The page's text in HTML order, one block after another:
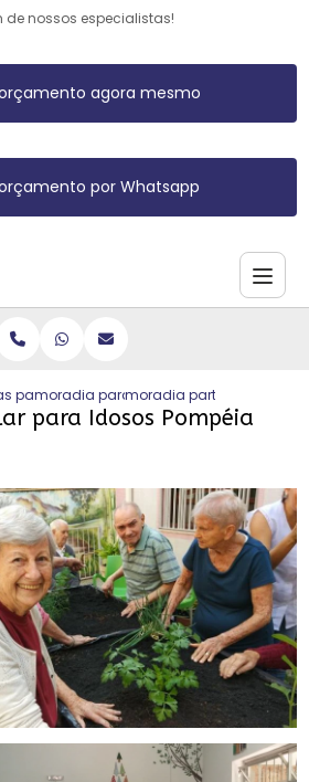
de nossos especialistas!
agora mesmo
por Whatsapp
para idosos
moradia para idoso com assistencia
moradia particular para
para Idosos Pompéia